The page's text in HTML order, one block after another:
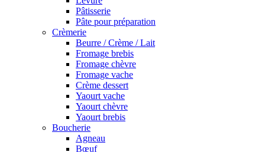
Pâtisserie
Pâte pour préparation
Crèmerie
Beurre / Crème / Lait
Fromage brebis
Fromage chèvre
Fromage vache
Crème dessert
Yaourt vache
Yaourt chèvre
Yaourt brebis
Boucherie
Agneau
Bœuf